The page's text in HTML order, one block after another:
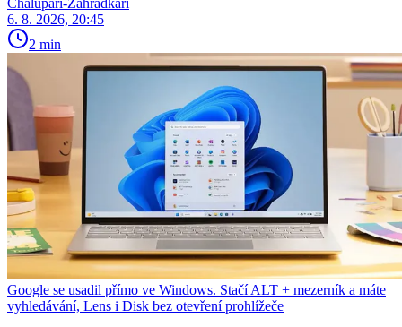
6. 8. 2026, 20:45
2 min
Google se usadil přímo ve Windows. Stačí ALT + mezerník a máte
vyhledávání, Lens i Disk bez otevření prohlížeče